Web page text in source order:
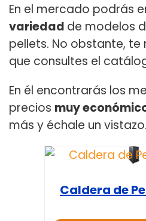
En el mercado podrás
variedad de modelos
pellets. No obstante,
que consultes el
En él encontrarás los
precios muy
más y échale un vistazo.
Caldera de